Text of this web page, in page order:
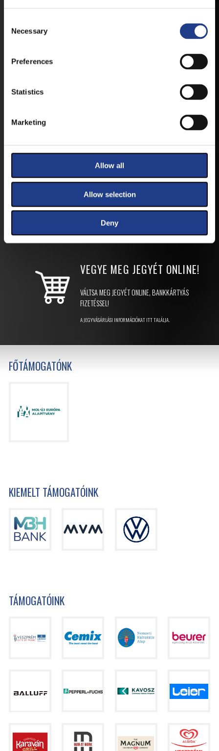
Necessary
Preferences
Statistics
Marketing
Allow all
Allow selection
Deny
JEGYEK
VEGYE MEG JEGYÉT ONLINE!
VÁLTSA MEG JEGYÉT ONLINE, BANKKÁRTYÁS
FIZETÉSSEL!
A JEGYVÁSÁRLÁSI INFORMÁCIÓKAT ITT TALÁLJA.
ELÉRHETŐ ANDROID ÉS IOS RENDSZEREKRE AZ
FŐTÁMOGATÓNK
KIEMELT TÁMOGATÓINK
TÁMOGATÓINK